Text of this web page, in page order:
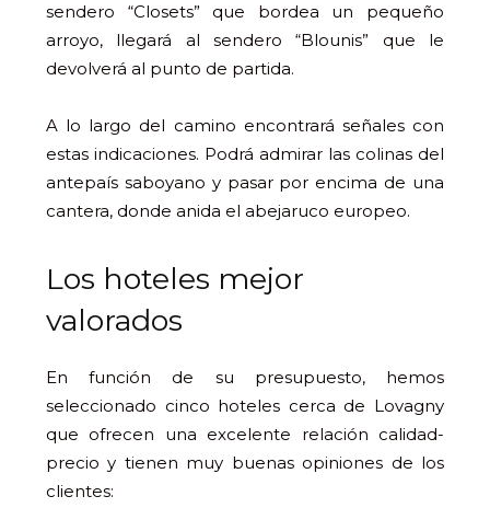
sendero “Closets” que bordea un pequeño
arroyo, llegará al sendero “Blounis” que le
devolverá al punto de partida.
A lo largo del camino encontrará señales con
estas indicaciones. Podrá admirar las colinas del
antepaís saboyano y pasar por encima de una
cantera, donde anida el abejaruco europeo.
Los hoteles mejor
valorados
En función de su presupuesto, hemos
seleccionado cinco hoteles cerca de Lovagny
que ofrecen una excelente relación calidad-
precio y tienen muy buenas opiniones de los
clientes: